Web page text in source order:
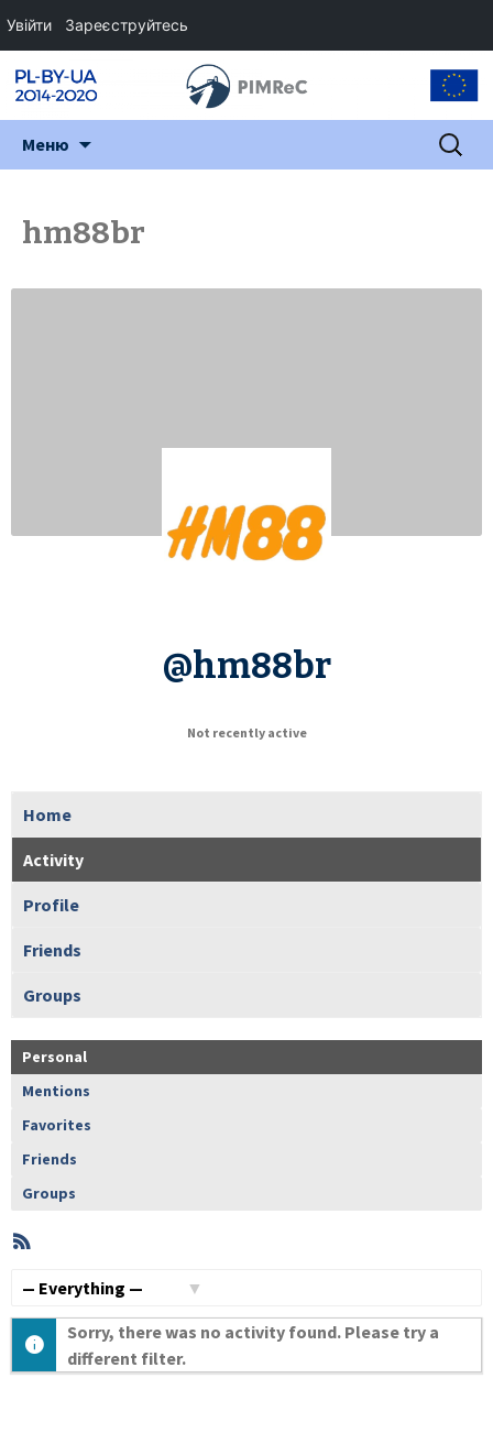
Меню Пошук:
hm88br
@hm88br
Not recently active
Home
Activity
Profile
Friends
Groups
Personal
Mentions
Favorites
Friends
Groups
Member
Activities
Sorry, there was no activity found. Please try a
different filter.
Увійти Зареєструйтесь